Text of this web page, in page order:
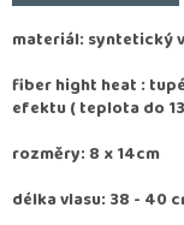
materiál: syntetický
fiber hight heat :
efektu ( teplota do
rozměry: 8 x 14cm
délka vlasu: 38 - 40